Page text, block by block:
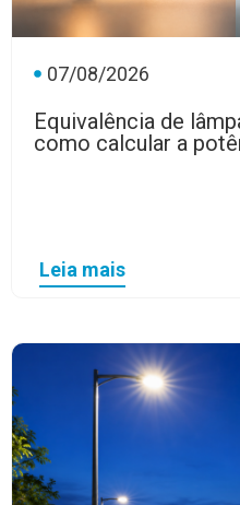
07/08/2026
Equivalência de
como calcular a
Leia mais